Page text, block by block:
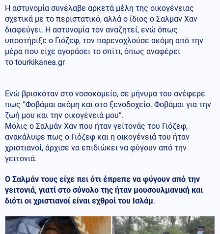
Η αστυνομία συνέλαβε αρκετά μέλη της οικογένειας
σχετικά με το περιστατικό, αλλά ο ίδιος ο Σαλμαν Χαν
διαφεύγει. Η αστυνομία τον αναζητεί, ενώ όπως
υποστήριξε ο Γιόζεφ, τον παρενοχλούσε ακόμη από την
μέρα που είχε αγοράσει το σπίτι, όπως αναφέρει
το tourkikanea.gr
Ενώ βρισκόταν στο νοσοκομείο, σε μήνυμα του ανέφερε
πως “Φοβάμαι ακόμη και στο ξενοδοχείο. Φοβάμαι για την
ζωή μου και την οικογένειά μου”.
Μόλις ο Σαλμάν Χαν που ήταν γείτονάς του Γιόζεφ,
ανακάλυψε πως ο Γιόζεφ και η οικογένειά του ήταν
χριστιανοί, άρχισε να επιδιώκει να φύγουν από την
γειτονιά.
Ο Σαλμάν τους είχε πει ότι έπρεπε να φύγουν από την
γειτονιά, γιατί στο σύνολο της ήταν μουσουλμανική και
διότι οι χριστιανοί είναι εχθροί του Ισλάμ.